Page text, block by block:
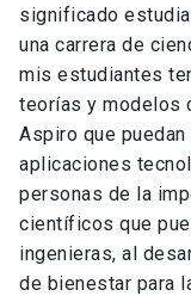
significado
una carrera de
mis estudiantes
teorías y modelos
Aspiro que
aplicaciones
personas de la
científicos que
ingenieras, al
de bienestar para